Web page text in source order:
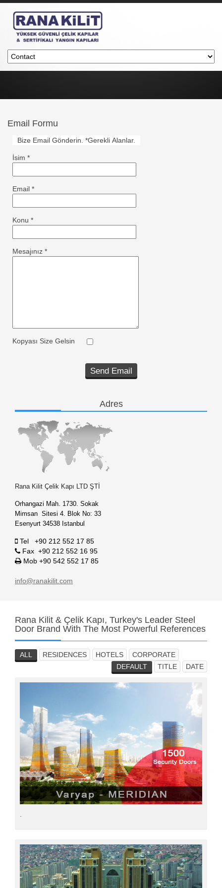
Email Formu
Bize Email Gönderin. *Gerekli Alanlar.
İsim *
Email *
Konu *
Mesajınız *
Kopyası Size Gelsin
Send Email
Adres
Rana Kilit Çelik Kapı LTD ŞTİ
Orhangazi Mah. 1730. Sokak
Mimsan Sitesi 4. Blok No: 33
Esenyurt 34538 Istanbul
Tel +90 212 552 17 85
Fax +90 212 552 16 95
Mob +90 542 552 17 85
info@ranakilit.com
Rana Kilit & Çelik Kapı, Turkey's Leader Steel
Door Brand With The Most Powerful References
ALL RESIDENCES HOTELS
CORPORATE
DEFAULT
TITLE DATE